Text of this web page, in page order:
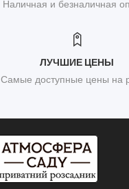
Наличная и безналичная
ЛУЧШИЕ ЦЕНЫ
Самые доступные цены на